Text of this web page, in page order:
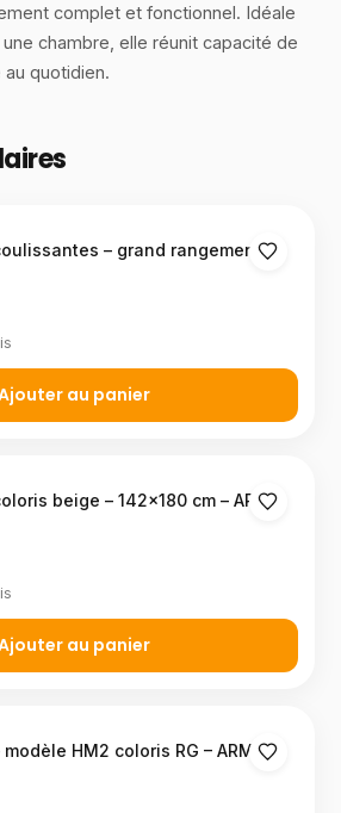
complet et fonctionnel. Idéale
chambre, elle réunit capacité de
quotidien.
– grand rangement –
au panier
beige – 142×180 cm – ARM-
au panier
HM2 coloris RG – ARM-